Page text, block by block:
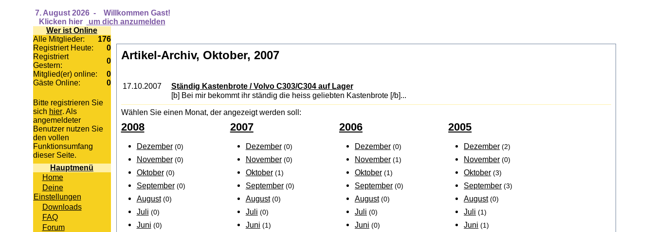
7. August 2026 -
Willkommen Gast!
Klicken hier
um dich anzumelden
Wer ist Online
Alle Mitglieder:
176
Registriert Heute:
0
Registriert
Gestern:
0
Mitglied(er) online:
0
Gäste Online:
0
Bitte registrieren Sie
sich hier. Als
angemeldeter
Benutzer nutzen Sie
den vollen
Funktionsumfang
dieser Seite.
Hauptmenü
Home
Deine
Einstellungen
Downloads
FAQ
Forum
Artikel-Archiv, Oktober, 2007
17.10.2007
Ständig Kastenbrote / Volvo C303/C304 auf Lager
[b] Bei mir bekommt ihr ständig die heiss geliebten Kastenbrote [/b]...
Wählen Sie einen Monat, der angezeigt werden soll:
2008
Dezember (0)
November (0)
Oktober (0)
September (0)
August (0)
Juli (0)
Juni (0)
2007
Dezember (0)
November (0)
Oktober (1)
September (0)
August (0)
Juli (0)
Juni (1)
2006
Dezember (0)
November (1)
Oktober (1)
September (0)
August (0)
Juli (0)
Juni (0)
2005
Dezember (2)
November (0)
Oktober (3)
September (3)
August (0)
Juli (1)
Juni (1)